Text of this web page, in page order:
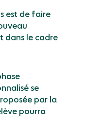
est de faire
dans le cadre
se
par la
pourra